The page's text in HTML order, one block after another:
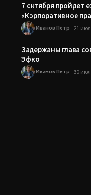
7 октября пройдет
«Корпоративное
Иванов Петр 21 июл
Задержаны глава
Эфко
Иванов Петр 30 июл